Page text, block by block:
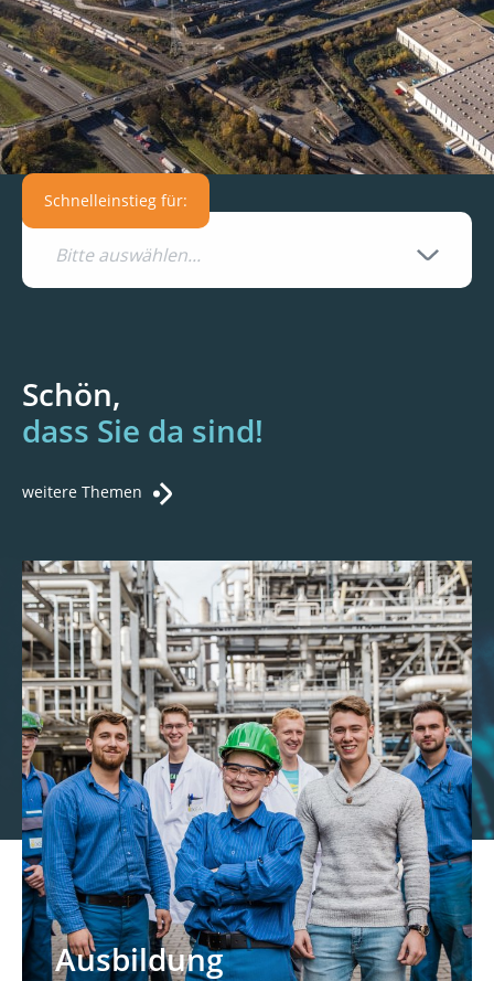
Schnelleinstieg für:
Bitte auswählen...
Schön,
dass Sie da sind!
weitere Themen
Ausbildung